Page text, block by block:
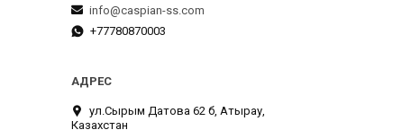
info@caspian-ss.com
+77780870003
ул.Сырым Датова 62 б, Атырау,
Казахстан